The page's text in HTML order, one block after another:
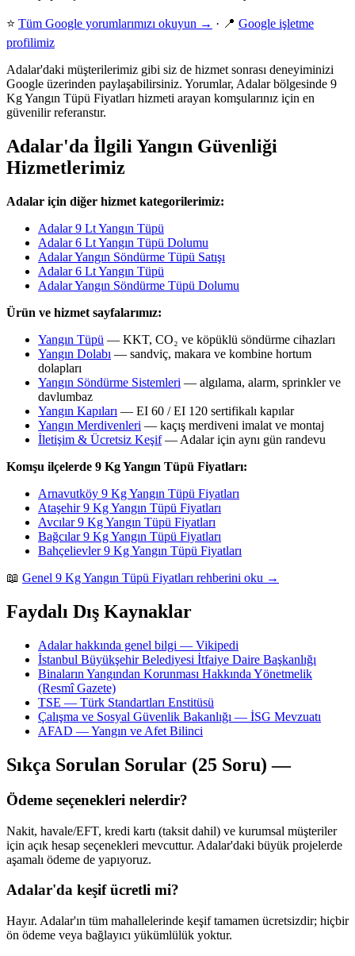
⭐ Tüm Google yorumlarımızı okuyun → · 📍 Google işletme
profilimiz
Adalar'daki müşterilerimiz gibi siz de hizmet sonrası deneyiminizi
Google üzerinden paylaşabilirsiniz. Yorumlar, Adalar bölgesinde 9
Kg Yangın Tüpü Fiyatları hizmeti arayan komşularınız için en
güvenilir referanstır.
Adalar'da İlgili Yangın Güvenliği
Hizmetlerimiz
Adalar için diğer hizmet kategorilerimiz:
Adalar 9 Lt Yangın Tüpü
Adalar 6 Lt Yangın Tüpü Dolumu
Adalar Yangın Söndürme Tüpü Satışı
Adalar 6 Lt Yangın Tüpü
Adalar Yangın Söndürme Tüpü Dolumu
Ürün ve hizmet sayfalarımız:
Yangın Tüpü — KKT, CO₂ ve köpüklü söndürme cihazları
Yangın Dolabı — sandviç, makara ve kombine hortum
dolapları
Yangın Söndürme Sistemleri — algılama, alarm, sprinkler ve
davlumbaz
Yangın Kapıları — EI 60 / EI 120 sertifikalı kapılar
Yangın Merdivenleri — kaçış merdiveni imalat ve montaj
İletişim & Ücretsiz Keşif— Adalar için aynı gün randevu
Komşu ilçelerde 9 Kg Yangın Tüpü Fiyatları:
Arnavutköy 9 Kg Yangın Tüpü Fiyatları
Ataşehir 9 Kg Yangın Tüpü Fiyatları
Avcılar 9 Kg Yangın Tüpü Fiyatları
Bağcılar 9 Kg Yangın Tüpü Fiyatları
Bahçelievler 9 Kg Yangın Tüpü Fiyatları
📖 Genel 9 Kg Yangın Tüpü Fiyatları rehberini oku →
Faydalı Dış Kaynaklar
Adalar hakkında genel bilgi — Vikipedi
İstanbul Büyükşehir Belediyesi İtfaiye Daire Başkanlığı
Binaların Yangından Korunması Hakkında Yönetmelik
(Resmî Gazete)
TSE — Türk Standartları Enstitüsü
Çalışma ve Sosyal Güvenlik Bakanlığı — İSG Mevzuatı
AFAD — Yangın ve Afet Bilinci
Sıkça Sorulan Sorular (25 Soru) —
Ödeme seçenekleri nelerdir?
Nakit, havale/EFT, kredi kartı (taksit dahil) ve kurumsal müşteriler
için açık hesap seçenekleri mevcuttur. Adalar'daki büyük projelerde
aşamalı ödeme de yapıyoruz.
Adalar'da keşif ücretli mi?
Hayır. Adalar'ın tüm mahallelerinde keşif tamamen ücretsizdir; hiçbir
ön ödeme veya bağlayıcı yükümlülük yoktur.